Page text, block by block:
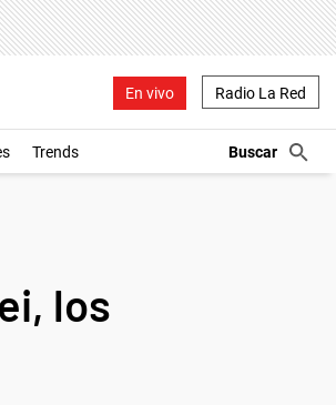
En vivo Radio La Red
Trends
los